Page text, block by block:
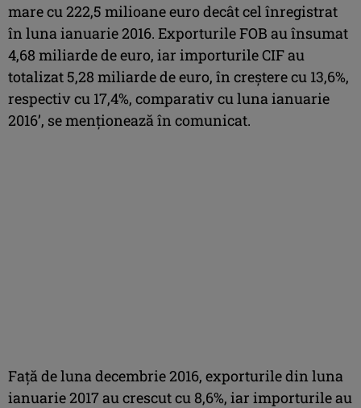
mare cu 222,5 milioane euro decât cel înregistrat
în luna ianuarie 2016. Exporturile FOB au însumat
4,68 miliarde de euro, iar importurile CIF au
totalizat 5,28 miliarde de euro, în creştere cu 13,6%,
respectiv cu 17,4%, comparativ cu luna ianuarie
2016’, se menţionează în comunicat.
Faţă de luna decembrie 2016, exporturile din luna
ianuarie 2017 au crescut cu 8,6%, iar importurile au